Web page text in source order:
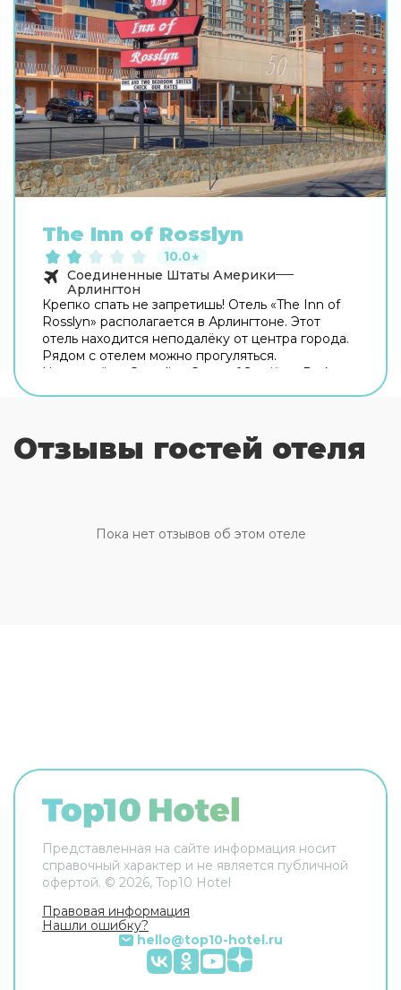
The Inn of Rosslyn
10.0★
Соединенные Штаты Америки
Арлингтон
Крепко спать не запретишь! Отель «The Inn of
Rosslyn» располагается в Арлингтоне. Этот
отель находится неподалёку от центра города.
Рядом с отелем можно прогуляться.
Неподалёку: Canadian Cross of Sacrifice, Dark
прачечная и гладильные услуги. Сотрудники
отеля поддержат беседу на английском и
Отзывы гостей отеля
Пока нет отзывов об этом отеле
Представленная на сайте информация носит
справочный характер и не является публичной
офертой. © 2026, Top10 Hotel
Правовая информация
Нашли ошибку?
hello@top10-hotel.ru